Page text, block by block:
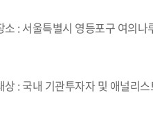
소 :​ 서울특별시 영등포구 여의
상 : 국내 기관투자자 및 애널리스